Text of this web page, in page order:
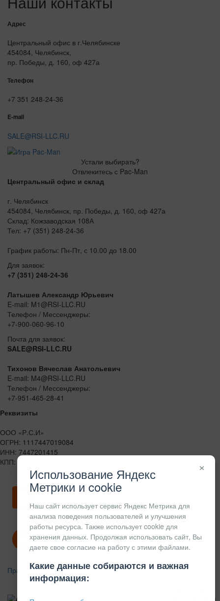
Адрес
Центральный офис в г.Челябинске
454084, Челябинск,
пр. Победы, д. 160, оф 427а
Телефон
+7 351 248-24-36
E-mail
SALE@RSI-LLC.RU
Устали выбирать?
Отвлекитесь с Pac-Man
Центральный офис и склад
г. Челябинск
454084, Челябинск, пр. Победы, д. 160, оф 427а
Склад: Кожзаводская 108А
Тел: +7 (351) 248-24-36
График работы: Пн-Пт, с 10.00 до 18.00
Для заявок:
+7 (351) 248-24-36
Латышев Александр Юрьевич
E-mail: M1@RSI-LLC.RU
Телефон / Мессенджеры:
+7-900-060-96-10
Почта для заявок:
SALE@RSI-LLC.RU
Тихонов Вячеслав Анатольевич
E-mail: M4@RSI-LLC.RU
Телефон / Мессенджеры:
+7-951-465-28-41
Реквизиты
ООО «Р.С.И»
ОГРН: 1117447019084
ИНН: 7447201415
КПП: 744701001
Скачать карточку предприятия
Политика конфиденциальности
Правила возврата
КОНСТРУКЦИОННЫЙ
×
Использование Яндекс
Метрики и cookie
Наш сайт использует сервис Яндекс Метрика для
анализа поведения пользователей и улучшения
работы ресурса. Также использует cookie для
хранения данных. Продолжая использовать сайт, Вы
даете свое согласие на работу с этими файлами.
Какие данные собираются и важная
информация: